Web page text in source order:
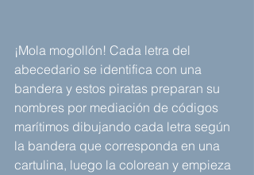
¡Mola mogollón! Cada letra del
abecedario se identifica con una
bandera y estos piratas preparan su
nombres por mediación de códigos
marítimos dibujando cada letra según
la bandera que corresponda en una
cartulina, luego la colorean y empieza